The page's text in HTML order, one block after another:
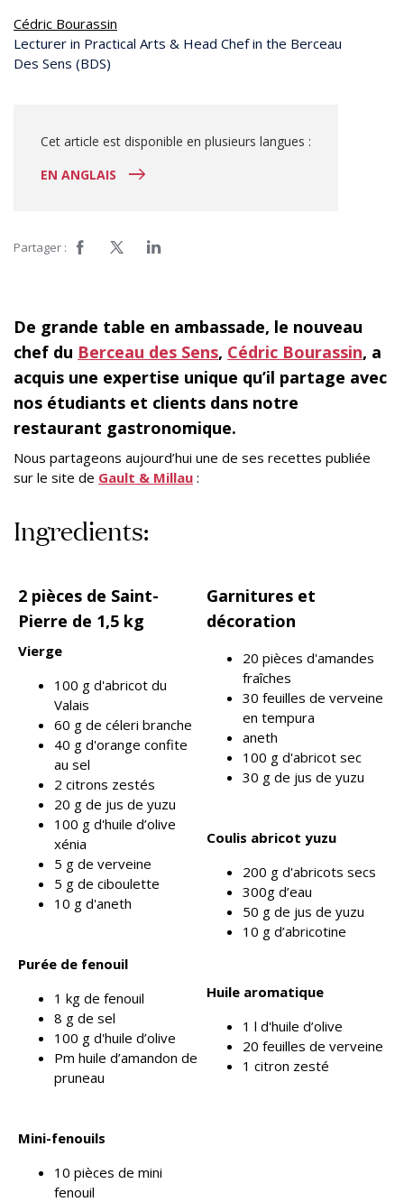
Cédric Bourassin
Lecturer in Practical Arts & Head Chef in the Berceau
Des Sens (BDS)
Cet article est disponible en plusieurs langues :
EN ANGLAIS
Partager :
De grande table en ambassade, le nouveau
chef du Berceau des Sens, Cédric Bourassin, a
acquis une expertise unique qu’il partage avec
nos étudiants et clients dans notre
restaurant gastronomique.
Nous partageons aujourd’hui une de ses recettes publiée
sur le site de Gault & Millau :
Ingredients:
2 pièces de Saint-
Pierre de 1,5 kg
Vierge
100 g d'abricot du
Valais
60 g de céleri branche
40 g d'orange confite
au sel
2 citrons zestés
20 g de jus de yuzu
100 g d'huile d’olive
xénia
5 g de verveine
5 g de ciboulette
10 g d'aneth
Purée de fenouil
1 kg de fenouil
8 g de sel
100 g d'huile d’olive
Pm huile d’amandon de
pruneau
Mini-fenouils
10 pièces de mini
fenouil
Garnitures et
décoration
20 pièces d'amandes
fraîches
30 feuilles de verveine
en tempura
aneth
100 g d'abricot sec
30 g de jus de yuzu
Coulis abricot yuzu
200 g d'abricots secs
300g d’eau
50 g de jus de yuzu
10 g d’abricotine
Huile aromatique
1 l d'huile d’olive
20 feuilles de verveine
1 citron zesté